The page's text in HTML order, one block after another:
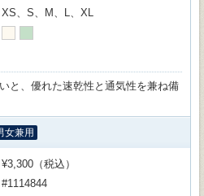
XS、S、M、L、XL
と、優れた速乾性と通気性を兼ね備
女兼用
¥3,300（税込）
#1114844